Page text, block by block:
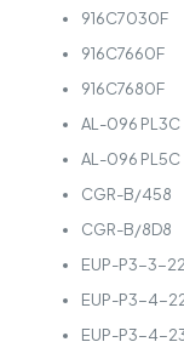
916C7030F
916C7660F
916C7680F
AL-096 PL3C
AL-096 PL5C
CGR-B/458
CGR-B/8D8
EUP-P3-3-22
EUP-P3-4-
EUP-P3-4-